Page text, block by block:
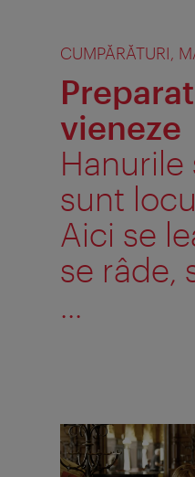
CUMPĂRĂTURI,
vieneze
Hanurile
sunt
Aici se
se râde,
...